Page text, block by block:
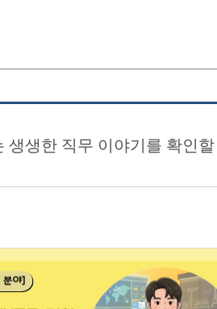
생생한 직무 이야기를 확인